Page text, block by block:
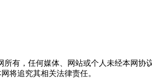
有，任何媒体、网站或个人未经本网协
将追究其相关法律责任。